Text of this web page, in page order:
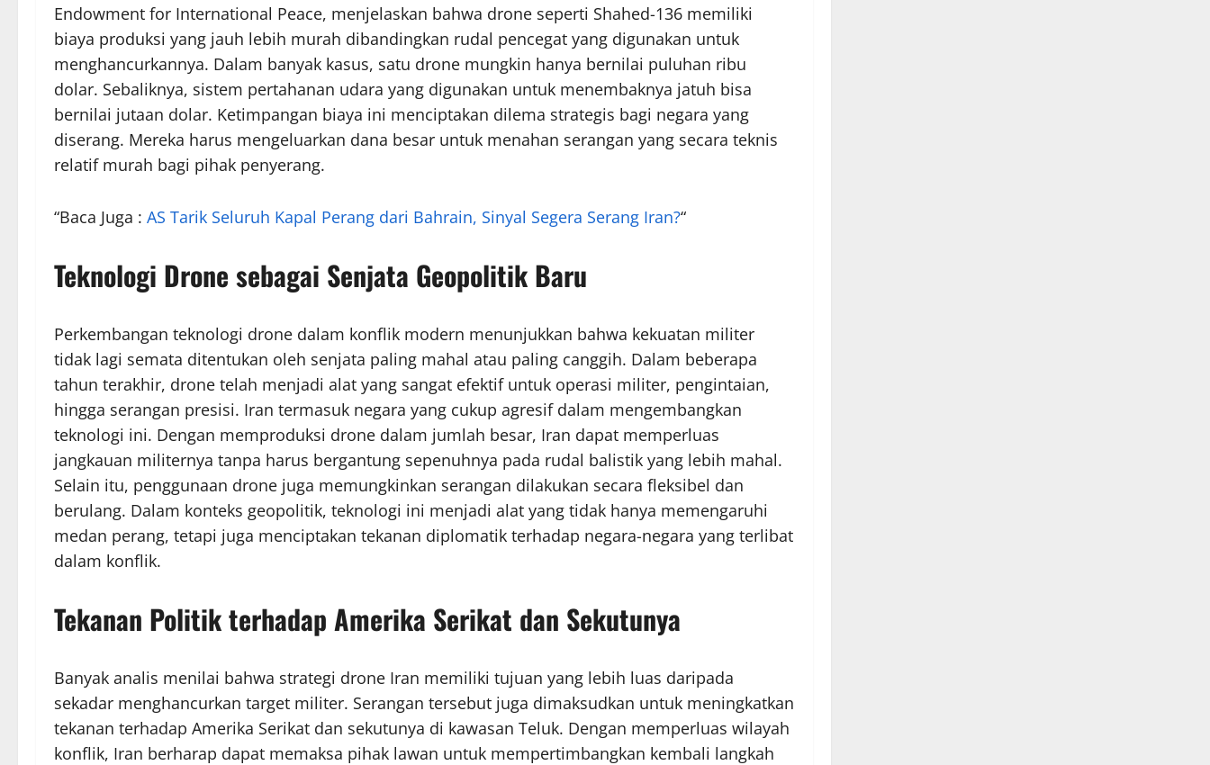
Endowment for International Peace, menjelaskan bahwa drone seperti Shahed-136 memiliki
biaya produksi yang jauh lebih murah dibandingkan rudal pencegat yang digunakan untuk
menghancurkannya. Dalam banyak kasus, satu drone mungkin hanya bernilai puluhan ribu
dolar. Sebaliknya, sistem pertahanan udara yang digunakan untuk menembaknya jatuh bisa
bernilai jutaan dolar. Ketimpangan biaya ini menciptakan dilema strategis bagi negara yang
diserang. Mereka harus mengeluarkan dana besar untuk menahan serangan yang secara teknis
relatif murah bagi pihak penyerang.
“Baca Juga : AS Tarik Seluruh Kapal Perang dari Bahrain, Sinyal Segera Serang Iran?“
Teknologi Drone sebagai Senjata Geopolitik Baru
Perkembangan teknologi drone dalam konflik modern menunjukkan bahwa kekuatan militer
tidak lagi semata ditentukan oleh senjata paling mahal atau paling canggih. Dalam beberapa
tahun terakhir, drone telah menjadi alat yang sangat efektif untuk operasi militer, pengintaian,
hingga serangan presisi. Iran termasuk negara yang cukup agresif dalam mengembangkan
teknologi ini. Dengan memproduksi drone dalam jumlah besar, Iran dapat memperluas
jangkauan militernya tanpa harus bergantung sepenuhnya pada rudal balistik yang lebih mahal.
Selain itu, penggunaan drone juga memungkinkan serangan dilakukan secara fleksibel dan
berulang. Dalam konteks geopolitik, teknologi ini menjadi alat yang tidak hanya memengaruhi
medan perang, tetapi juga menciptakan tekanan diplomatik terhadap negara-negara yang terlibat
dalam konflik.
Tekanan Politik terhadap Amerika Serikat dan Sekutunya
Banyak analis menilai bahwa strategi drone Iran memiliki tujuan yang lebih luas daripada
sekadar menghancurkan target militer. Serangan tersebut juga dimaksudkan untuk meningkatkan
tekanan terhadap Amerika Serikat dan sekutunya di kawasan Teluk. Dengan memperluas wilayah
konflik, Iran berharap dapat memaksa pihak lawan untuk mempertimbangkan kembali langkah